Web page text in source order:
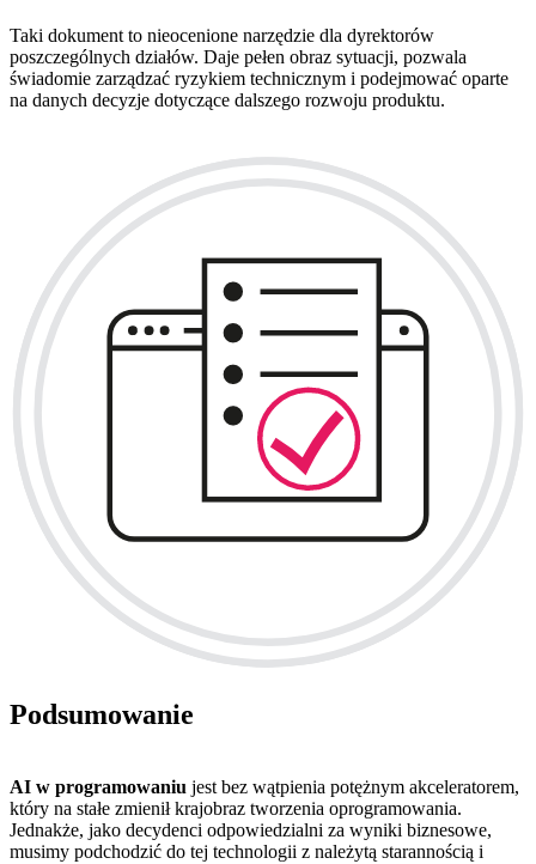
Taki dokument to nieocenione narzędzie dla dyrektorów
poszczególnych działów. Daje pełen obraz sytuacji, pozwala
świadomie zarządzać ryzykiem technicznym i podejmować oparte
na danych decyzje dotyczące dalszego rozwoju produktu.
Podsumowanie
AI w programowaniu jest bez wątpienia potężnym akceleratorem,
który na stałe zmienił krajobraz tworzenia oprogramowania.
Jednakże, jako decydenci odpowiedzialni za wyniki biznesowe,
musimy podchodzić do tej technologii z należytą starannością i